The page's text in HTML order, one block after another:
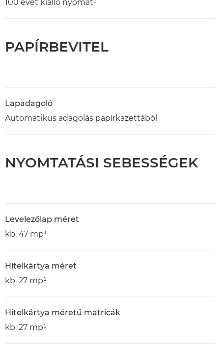
100 évet kiálló nyomat¹
PAPÍRBEVITEL
Lapadagoló
Automatikus adagolás papírkazettából
NYOMTATÁSI SEBESSÉGEK
Levelezőlap méret
kb. 47 mp¹
Hitelkártya méret
kb. 27 mp¹
Hitelkártya méretű matricák
kb. 27 mp¹